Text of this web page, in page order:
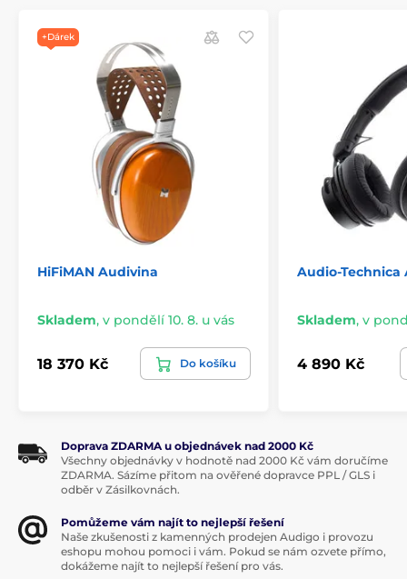
+Dárek
HiFiMAN Audivina
Skladem, v pondělí 10. 8. u vás
18 370 Kč Do košíku
Audio-Technica
Skladem, v
4 890 Kč
Doprava ZDARMA u objednávek nad 2000 Kč
Všechny objednávky v hodnotě nad 2000 Kč vám doručíme
ZDARMA. Sázíme přitom na ověřené dopravce PPL / GLS i
odběr v Zásilkovnách.
Pomůžeme vám najít to nejlepší řešení
Naše zkušenosti z kamenných prodejen Audigo i provozu
eshopu mohou pomoci i vám. Pokud se nám ozvete přímo,
dokážeme najít to nejlepší řešení pro vás.